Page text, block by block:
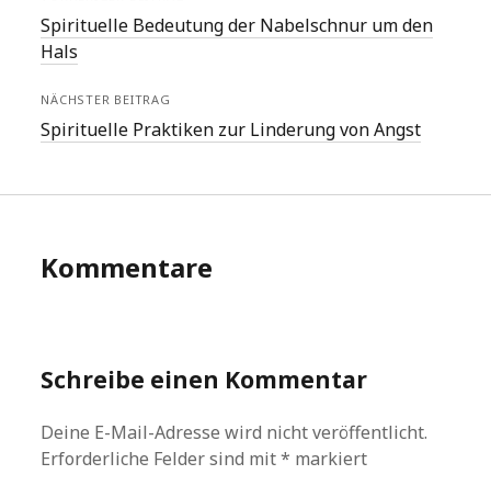
Spirituelle Bedeutung der Nabelschnur um den
Hals
NÄCHSTER BEITRAG
Spirituelle Praktiken zur Linderung von Angst
Kommentare
Schreibe einen Kommentar
Deine E-Mail-Adresse wird nicht veröffentlicht.
Erforderliche Felder sind mit* markiert